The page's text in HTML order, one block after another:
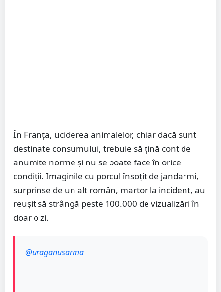
În Franţa, uciderea animalelor, chiar dacă sunt
destinate consumului, trebuie să ţină cont de
anumite norme şi nu se poate face în orice
condiţii. Imaginile cu porcul însoţit de jandarmi,
surprinse de un alt român, martor la incident, au
reuşit să strângă peste 100.000 de vizualizări în
doar o zi.
@uraganusarma